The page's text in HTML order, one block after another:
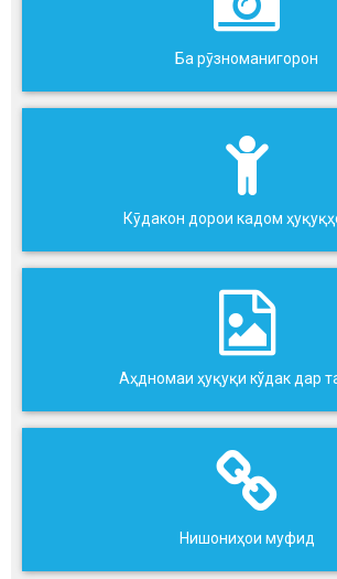
Ба рӯзноманигорон
Кӯдакон дорои кадом
Аҳдномаи ҳуқуқи кўдак дар
Нишониҳои муфид